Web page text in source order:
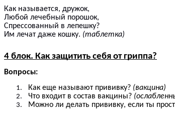
Как называется, дружок,
Любой лечебный порошок,
Спрессованный в лепешку?
Им лечат даже кошку. (таблетка)
4 блок. Как защитить себя от гриппа?
Вопросы:
Как еще называют прививку? (вакцина)
Что входит в состав вакцины?
Можно ли делать прививку, если ты